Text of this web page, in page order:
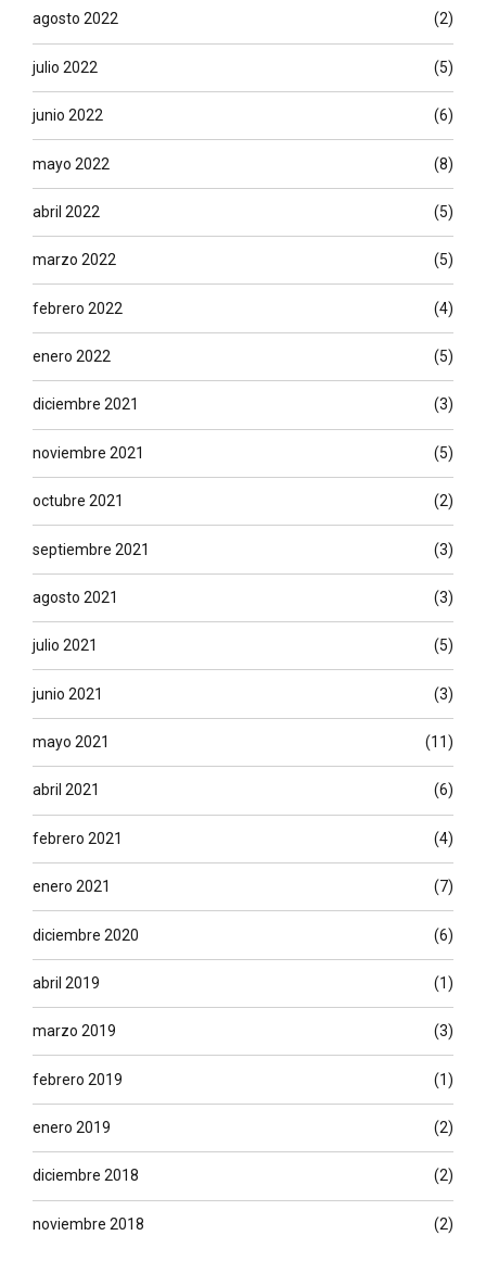
agosto 2022 (2)
julio 2022 (5)
junio 2022 (6)
mayo 2022 (8)
abril 2022 (5)
marzo 2022 (5)
febrero 2022 (4)
enero 2022 (5)
diciembre 2021 (3)
noviembre 2021 (5)
octubre 2021 (2)
septiembre 2021 (3)
agosto 2021 (3)
julio 2021 (5)
junio 2021 (3)
mayo 2021 (11)
abril 2021 (6)
febrero 2021 (4)
enero 2021 (7)
diciembre 2020 (6)
abril 2019 (1)
marzo 2019 (3)
febrero 2019 (1)
enero 2019 (2)
diciembre 2018 (2)
noviembre 2018 (2)